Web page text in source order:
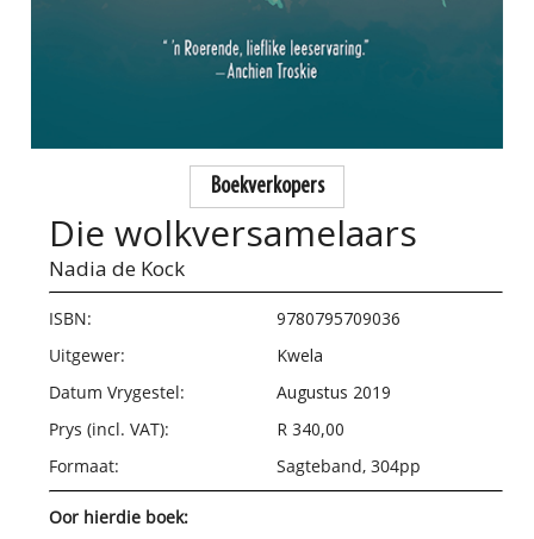
Boekverkopers
Die wolkversamelaars
Nadia de Kock
ISBN:
9780795709036
Uitgewer:
Kwela
Datum Vrygestel:
Augustus 2019
Prys (incl. VAT):
R 340,00
Formaat:
Sagteband, 304pp
Oor hierdie boek: